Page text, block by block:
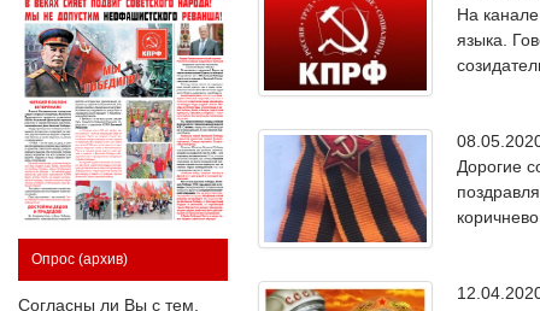
Опрос (архив)
Согласны ли Вы с тем,
На
языка.
Дорогие